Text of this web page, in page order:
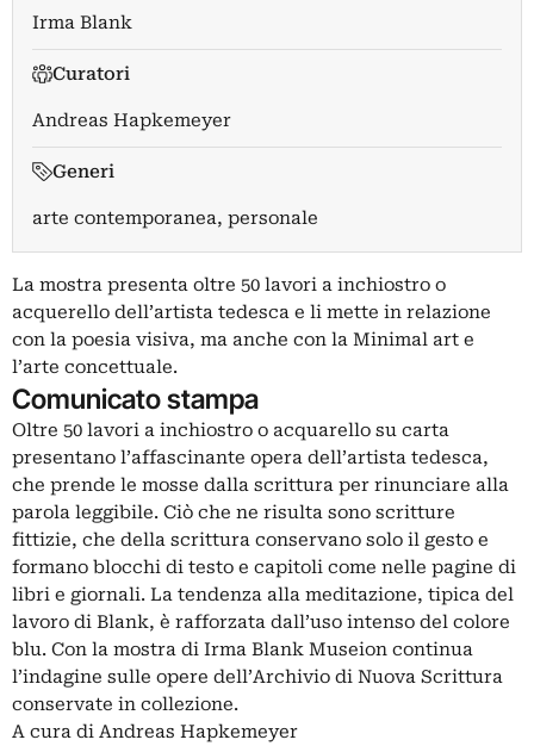
Irma Blank
Curatori
Andreas Hapkemeyer
Generi
arte contemporanea, personale
La mostra presenta oltre 50 lavori a inchiostro o
acquerello dell’artista tedesca e li mette in relazione
con la poesia visiva, ma anche con la Minimal art e
l’arte concettuale.
Comunicato stampa
Oltre 50 lavori a inchiostro o acquarello su carta
presentano l’affascinante opera dell’artista tedesca,
che prende le mosse dalla scrittura per rinunciare alla
parola leggibile. Ciò che ne risulta sono scritture
fittizie, che della scrittura conservano solo il gesto e
formano blocchi di testo e capitoli come nelle pagine di
libri e giornali. La tendenza alla meditazione, tipica del
lavoro di Blank, è rafforzata dall’uso intenso del colore
blu. Con la mostra di Irma Blank Museion continua
l’indagine sulle opere dell’Archivio di Nuova Scrittura
conservate in collezione.
A cura di Andreas Hapkemeyer